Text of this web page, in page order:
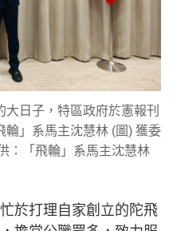
日子，特區政府於憲報刊
」系馬主沈慧林 (圖) 獲委
：「飛輪」系馬主沈慧林
於打理自家創立的陀飛